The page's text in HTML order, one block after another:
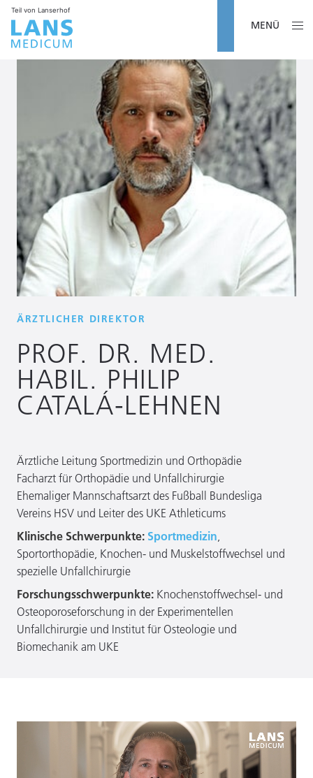
Teil von Lanserhof
MENÜ
ÄRZTLICHER DIREKTOR
PROF. DR. MED.
HABIL. PHILIP
CATALÁ-LEHNEN
Ärztliche Leitung Sportmedizin und Orthopädie
Facharzt für Orthopädie und Unfallchirurgie
Ehemaliger Mannschaftsarzt des Fußball Bundesliga
Vereins HSV und Leiter des UKE Athleticums
Klinische Schwerpunkte: Sportmedizin,
Sportorthopädie, Knochen- und Muskelstoffwechsel und
spezielle Unfallchirurgie
Forschungsschwerpunkte: Knochenstoffwechsel- und
Osteoporoseforschung in der Experimentellen
Unfallchirurgie und Institut für Osteologie und
Biomechanik am UKE